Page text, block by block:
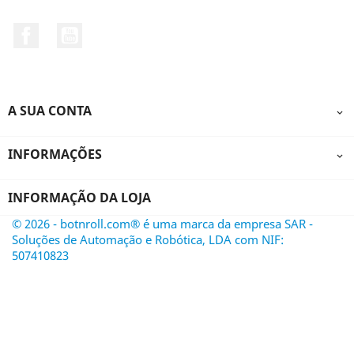
A SUA CONTA 
INFORMAÇÕES 
INFORMAÇÃO DA LOJA
© 2026 - botnroll.com® é uma marca da empresa SAR -
Soluções de Automação e Robótica, LDA com NIF:
507410823